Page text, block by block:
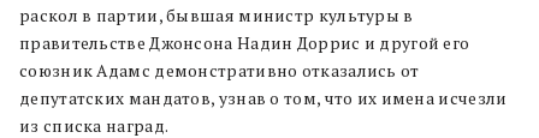
раскол в партии, бывшая министр культуры в
правительстве Джонсона Надин Доррис и другой его
союзник Адамс демонстративно отказались от
депутатских мандатов, узнав о том, что их имена исчезли
из списка наград.